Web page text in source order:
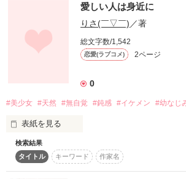
最後に穴の中から顔を出すのは……
26年4月26日 完結 公開スタート
2019.4月　文庫化
※その後が気になる！という
読者さんのご意見を参考に、
本作の続きを文庫版【恐愛同級生】の
新しい犬が来て、シロは死んだと思ってい
奇跡は身近にあるものです！！
愛しい人は身近に
りさ(￣▽￣) ／著
総文字数/1,542
恋愛(ラブコメ) 2ページ
0
#美少女 #天然 #無自覚 #鈍感 #イケメン #幼なじ
表紙を見る
〜無自覚美少女｡天然超鈍感｡高校1年生｡人懐
              只今初恋中?!〜
        佐藤  友梨香   (さとう ゆりか)
検索結果
タイトル
キーワード 作家名